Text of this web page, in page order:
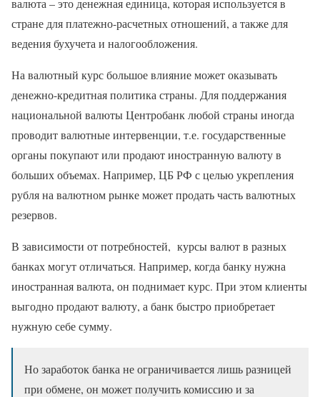
валюта – это денежная единица, которая используется в
стране для платежно-расчетных отношений, а также для
ведения бухучета и налогообложения.
На валютный курс большое влияние может оказывать
денежно-кредитная политика страны. Для поддержания
национальной валюты Центробанк любой страны иногда
проводит валютные интервенции, т.е. государственные
органы покупают или продают иностранную валюту в
больших объемах. Например, ЦБ РФ с целью укрепления
рубля на валютном рынке может продать часть валютных
резервов.
В зависимости от потребностей, курсы валют в разных
банках могут отличаться. Например, когда банку нужна
иностранная валюта, он поднимает курс. При этом клиенты
выгодно продают валюту, а банк быстро приобретает
нужную себе сумму.
Но заработок банка не ограничивается лишь разницей
при обмене, он может получить комиссию и за